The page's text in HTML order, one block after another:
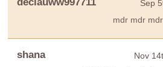
Sep
mdr mdr mdr
shana Nov